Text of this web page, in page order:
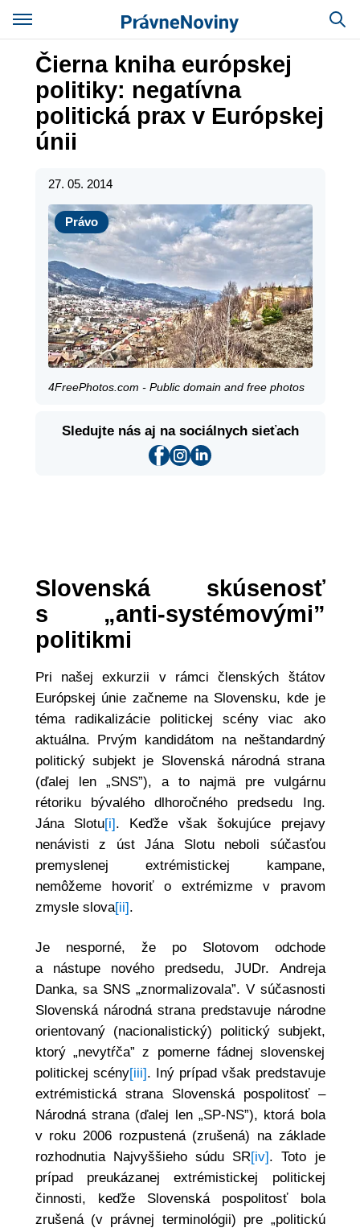
Čierna kniha európskej
politiky: negatívna
politická prax v Európskej
únii
27. 05. 2014
Právo
Právo
4FreePhotos.com - Public domain and free photos
Sledujte nás aj na sociálnych sieťach
Slovenská skúsenosť
s „anti-systémovými”
politikmi
Pri našej exkurzii v rámci členských štátov
Európskej únie začneme na Slovensku, kde je
téma radikalizácie politickej scény viac ako
aktuálna. Prvým kandidátom na neštandardný
politický subjekt je Slovenská národná strana
(ďalej len „SNS”), a to najmä pre vulgárnu
rétoriku bývalého dlhoročného predsedu Ing.
Jána Slotu[i]. Keďže však šokujúce prejavy
nenávisti z úst Jána Slotu neboli súčasťou
premyslenej extrémistickej kampane,
nemôžeme hovoriť o extrémizme v pravom
zmysle slova[ii].
Je nesporné, že po Slotovom odchode
a nástupe nového predsedu, JUDr. Andreja
Danka, sa SNS „znormalizovala”. V súčasnosti
Slovenská národná strana predstavuje národne
orientovaný (nacionalistický) politický subjekt,
ktorý „nevytŕča” z pomerne fádnej slovenskej
politickej scény[iii]. Iný prípad však predstavuje
extrémistická strana Slovenská pospolitosť –
Národná strana (ďalej len „SP-NS”), ktorá bola
v roku 2006 rozpustená (zrušená) na základe
rozhodnutia Najvyššieho súdu SR[iv]. Toto je
prípad preukázanej extrémistickej politickej
činnosti, keďže Slovenská pospolitosť bola
zrušená (v právnej terminológii) pre „politickú